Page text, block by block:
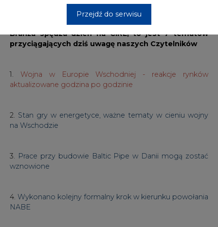
przyciągających dziś uwagę naszych Czytelników
1.Wojna w Europie Wschodniej - reakcje rynków
aktualizowane godzina po godzinie
2.
Stan gry w energetyce, ważne tematy w cieniu wojny
na Wschodzie
3. Prace przy budowie Baltic Pipe w Danii mogą zostać
wznowione
4. Wykonano kolejny formalny krok w kierunku powołania
NABE
5. Solaris dostarczy na Majorskę autobusy na wodór